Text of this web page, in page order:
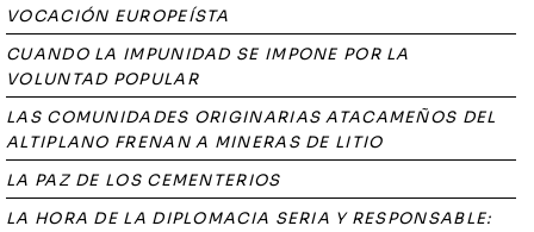
VOCACIÓN EUROPEÍSTA
CUANDO LA IMPUNIDAD SE IMPONE POR LA
VOLUNTAD POPULAR
LAS COMUNIDADES ORIGINARIAS ATACAMEÑOS DEL
ALTIPLANO FRENAN A MINERAS DE LITIO
LA PAZ DE LOS CEMENTERIOS
LA HORA DE LA DIPLOMACIA SERIA Y RESPONSABLE: